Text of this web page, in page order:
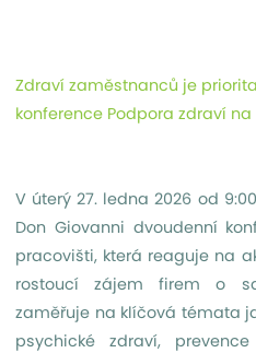
Zdraví zaměstnanců je
konference Podpora zdraví
V úterý 27. ledna 2026 od
Don Giovanni dvoudenní
pracovišti, která reaguje na
rostoucí zájem firem o
zaměřuje na klíčová témata
psychické zdraví,